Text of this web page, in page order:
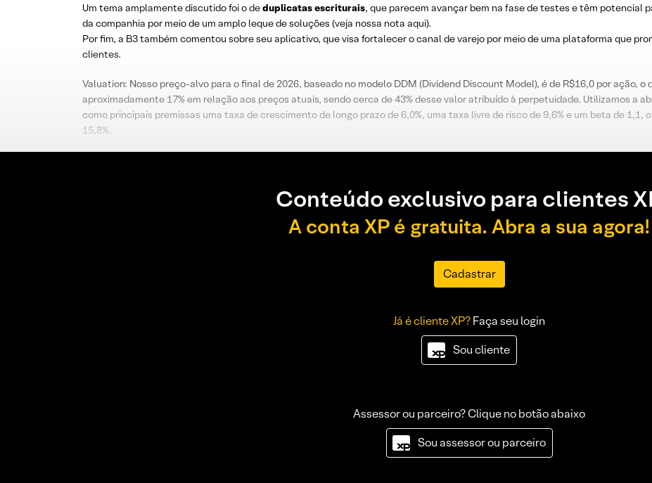
Um tema amplamente discutido foi o deduplicatas escriturais, que parecem avançar bem na fase de testes e têm potencial
da companhia por meio de um amplo leque de soluções (veja nossa nota aqui).
Por fim, a B3 também comentou sobre seu aplicativo, que visa fortalecer o canal de varejo por meio de uma plataforma que
clientes.
Valuation: Nosso preço-alvo para o final de 2026, baseado no modelo DDM (Dividend Discount Model), é de R$16,0 por ação,
aproximadamente 17% em relação aos preços atuais, sendo cerca de 43% desse valor atribuído à perpetuidade. Utilizamos a
como principais premissas uma taxa de crescimento de longo prazo de 6,0%, uma taxa livre de risco de 9,6% e um beta de 1,1,
15,8%.
Conteúdo exclusivo para clientes
A conta XP é gratuita. Abra a sua agora!
Cadastrar
Já é cliente XP?Faça seu login
Sou cliente
Assessor ou parceiro? Clique no botão abaixo
Sou assessor ou parceiro